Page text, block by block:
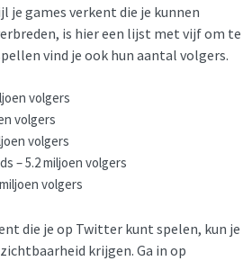
je games verkent die je kunnen
is hier een lijst met vijf om te
vind je ook hun aantal volgers.
volgers
volgers
volgers
– 5.2 miljoen volgers
volgers
die je op Twitter kunt spelen, kun je
krijgen. Ga in op